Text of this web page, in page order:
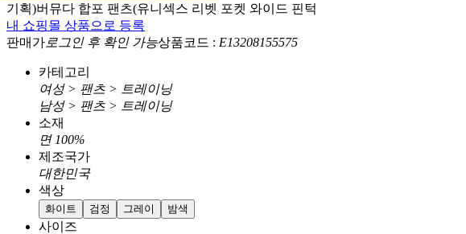
기획)버뮤다 합포 팬츠(유니섹스 리벳 포켓 와이드 핀턱
내 쇼핑몰 상품으로 등록
판매가 로그인 후 확인 가능상품코드 : E13208155575
카테고리
여성 > 팬츠 > 트레이닝
남성 > 팬츠 > 트레이닝
소재
면 100%
제조국가
대한민국
색상
화이트 검정 그레이 밤색
사이즈